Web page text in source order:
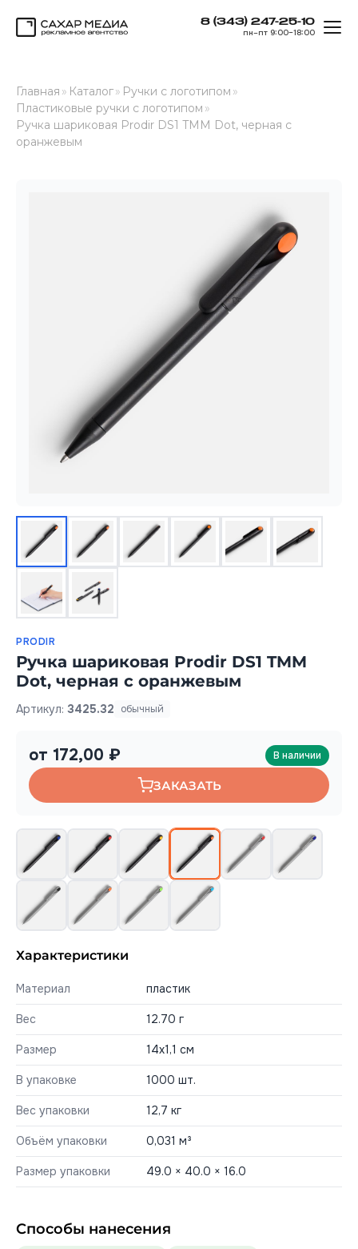
8 (343) 247-25-10
пн–пт 9:00–18:00
Главная » Каталог» Ручки с логотипом »
Пластиковые ручки с логотипом »
Ручка шариковая Prodir DS1 TMM Dot, черная с
оранжевым
PRODIR
Ручка шариковая Prodir DS1 TMM
Dot, черная с оранжевым
Артикул: 3425.32 обычный
от 172,00 ₽ В наличии
ЗАКАЗАТЬ
Характеристики
Материал пластик
Вес 12.70 г
Размер 14х1,1 см
В упаковке 1000 шт.
Вес упаковки 12,7 кг
Объём упаковки 0,031 м³
Размер упаковки 49.0 × 40.0 × 16.0
Способы нанесения